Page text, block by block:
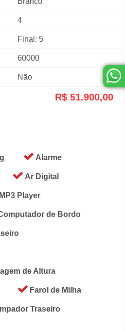
4
Final: 5
60000
Não
R$ 51.900,00
Alarme
Ar Digital
MP3 Player
de Bordo
de Altura
Farol de Milha
Traseiro